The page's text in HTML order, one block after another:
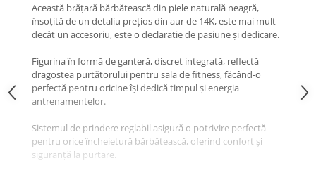
Această brățară bărbătească din piele naturală neagră,
însoțită de un detaliu prețios din aur de 14K, este mai mult
decât un accesoriu, este o declarație de pasiune și dedicare.
Figurina în formă de ganteră, discret integrată, reflectă
dragostea purtătorului pentru sala de fitness, făcând-o
perfectă pentru oricine își dedică timpul și energia
antrenamentelor.
Sistemul de prindere reglabil asigură o potrivire perfectă
pentru orice încheietură bărbătească, oferind confort și
siguranță la purtare.